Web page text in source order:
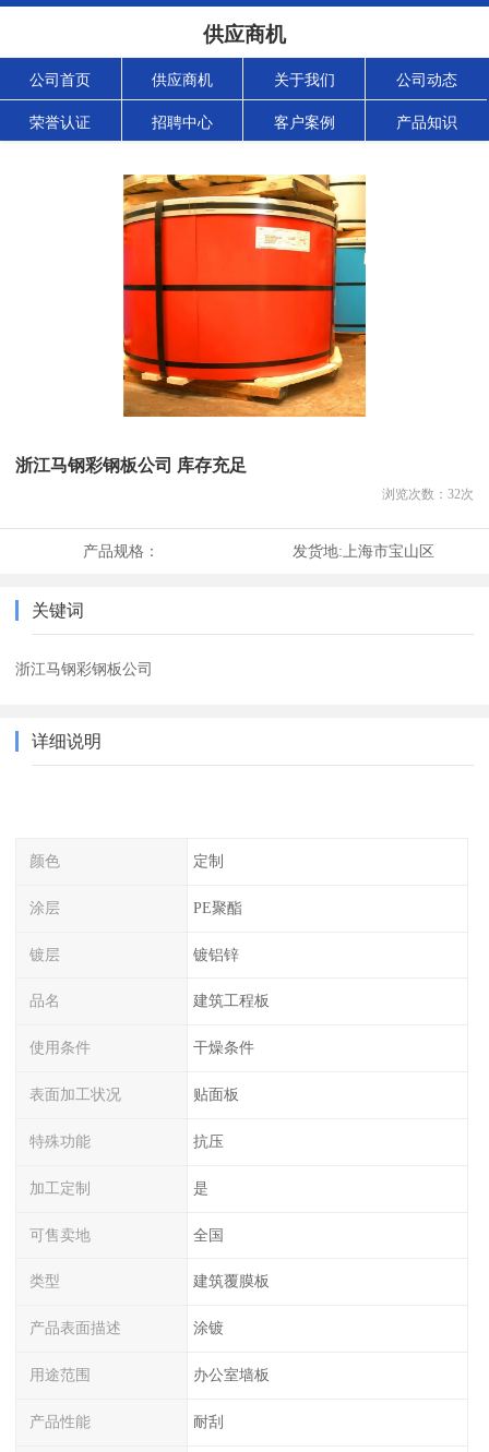
供应商机
公司首页 供应商机 关于我们 公司动态
荣誉认证 招聘中心 客户案例 产品知识
浙江马钢彩钢板公司 库存充足
浏览次数： 32次
产品规格： 发货地: 上海市宝山区
关键词
浙江马钢彩钢板公司
详细说明
颜色 定制
涂层 PE聚酯
镀层 镀铝锌
品名 建筑工程板
使用条件 干燥条件
表面加工状况 贴面板
特殊功能 抗压
加工定制 是
可售卖地 全国
类型 建筑覆膜板
产品表面描述 涂镀
用途范围 办公室墙板
产品性能 耐刮